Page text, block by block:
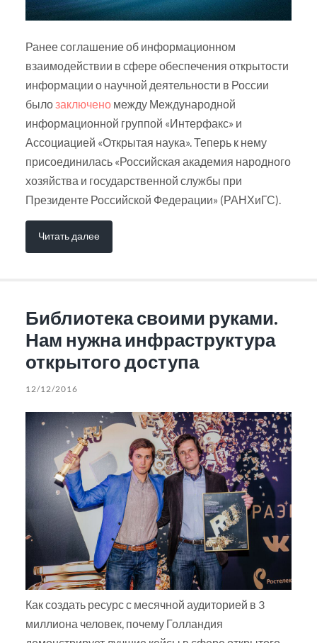
Ранее соглашение об информационном
взаимодействии в сфере обеспечения открытости
информации о научной деятельности в России
былозаключеномежду Международной
информационной группой «Интерфакс» и
Ассоциацией «Открытая наука». Теперь к нему
присоединилась «Российская академия народного
хозяйства и государственной службы при
Президенте Российской Федерации» (РАНХиГС).
Читать далее
Библиотека своими руками.
Нам нужна инфраструктура
открытого доступа
12/12/2016
Как создать ресурс с месячной аудиторией в 3
миллиона человек, почему Голландия